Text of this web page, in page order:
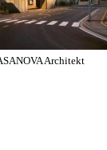
Architekt